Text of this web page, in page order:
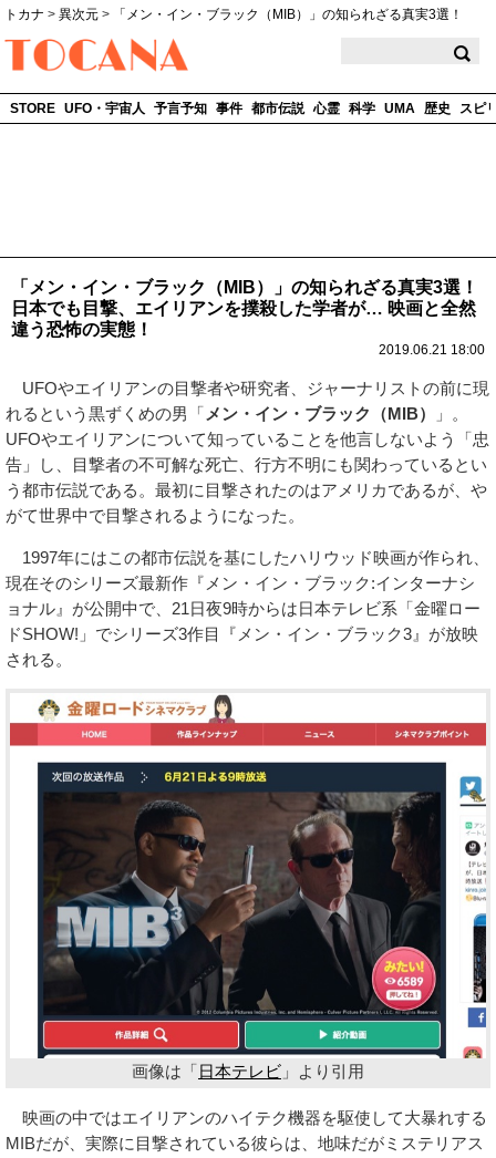
トカナ > 異次元 >
「メン・イン・ブラック（MIB）」の知られざる真実3選！
STORE UFO・宇宙人 予言予知 事件 都市伝説 心霊 科学 UMA 歴史 スピ
「メン・イン・ブラック（MIB）」の知られざる真実3選！
日本でも目撃、エイリアンを撲殺した学者が… 映画と全然
違う恐怖の実態！
2019.06.21 18:00
UFOやエイリアンの目撃者や研究者、ジャーナリストの前に現
れるという黒ずくめの男「 メン・イン・ブラック（MIB）
」。
UFOやエイリアンについて知っていることを他言しないよう「忠
告」し、目撃者の不可解な死亡、行方不明にも関わっているとい
う都市伝説である。最初に目撃されたのはアメリカであるが、や
がて世界中で目撃されるようになった。
1997年にはこの都市伝説を基にしたハリウッド映画が作られ、
現在そのシリーズ最新作『メン・イン・ブラック:インターナシ
ョナル』が公開中で、21日夜9時からは日本テレビ系「金曜ロー
ドSHOW!」でシリーズ3作目『メン・イン・ブラック3』が放映
される。
画像は「日本テレビ 」より引用
映画の中ではエイリアンのハイテク機器を駆使して大暴れする
MIBだが、実際に目撃されている彼らは、地味だがミステリアス